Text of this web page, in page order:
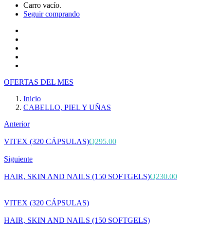
Carro vacío.
Seguir comprando
OFERTAS DEL MES
Inicio
CABELLO, PIEL Y UÑAS
Anterior
VITEX (320 CÁPSULAS)Q295.00
Siguiente
HAIR, SKIN AND NAILS (150 SOFTGELS)Q230.00
VITEX (320 CÁPSULAS)
HAIR, SKIN AND NAILS (150 SOFTGELS)